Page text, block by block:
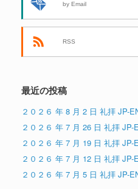
by Email
RSS
最近の投稿
２０２６ 年 8 月 2 日 礼拝 JP-
２０２６ 年 7 月 26 日 礼拝 JP-
２０２６ 年 7 月 19 日 礼拝 JP-
２０２６ 年 7 月 12 日 礼拝 JP-
２０２６ 年 7 月 5 日 礼拝 JP-